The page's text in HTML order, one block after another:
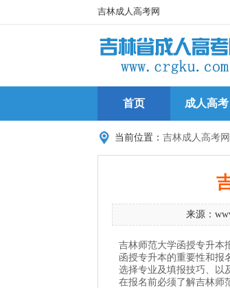
吉林成人高考网
首页 成人高考
当前位置： 吉林成人高考网
来源：
吉林师范大学函授专升本
函授专升本的重要性和报
选择专业及填报技巧、以
在报名前必须了解吉林师